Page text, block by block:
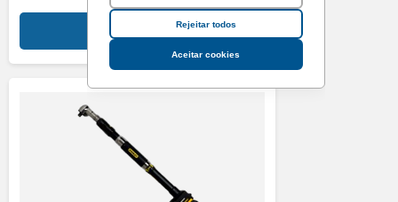
Rejeitar todos
Aceitar cookies